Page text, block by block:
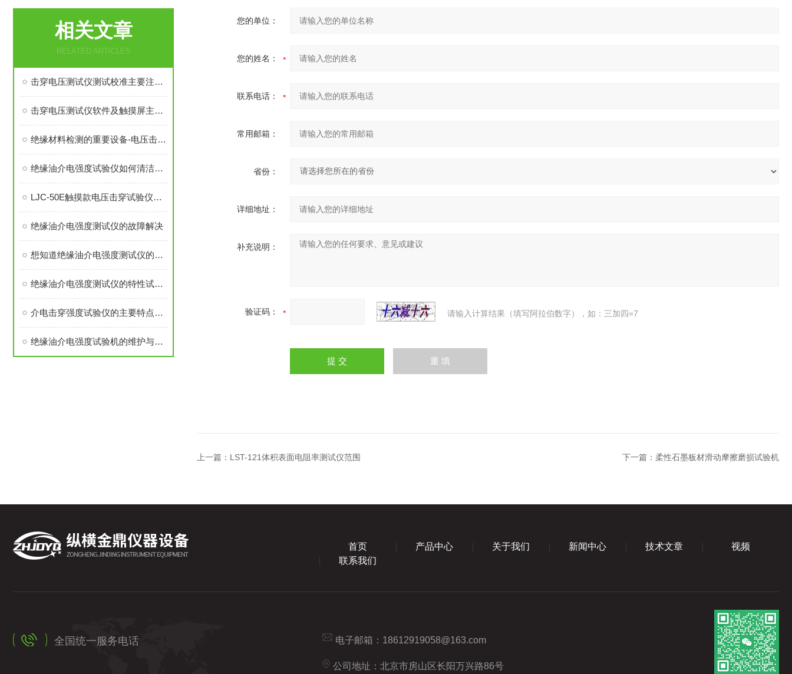
相关文章
RELATED ARTICLES
击穿电压测试仪测试校准主要注意哪些
击穿电压测试仪软件及触摸屏主要功能
绝缘材料检测的重要设备-电压击穿检测仪
绝缘油介电强度试验仪如何清洁、保养和维护？
LJC-50E触摸款电压击穿试验仪特点及应用介绍
绝缘油介电强度测试仪的故障解决
想知道绝缘油介电强度测试仪的选型依据什么吗
​绝缘油介电强度测试仪的特性试验指的是什么
介电击穿强度试验仪的主要特点和使用技巧看这里
绝缘油介电强度试验机的维护与保养
您的单位：
您的姓名：
联系电话：
常用邮箱：
省份：
详细地址：
补充说明：
验证码： 请输入计算结果（填写阿拉伯数字），如：三加四=7
上一篇： LST-121体积表面电阻率测试仪范围 下一篇： 柔性石墨板材滑动摩擦磨损试验机
首页 产品中心 关于我们 新闻中心 技术文章
视频
联系我们
全国统一服务电话 电子邮箱： 18612919058@163.com
公司地址：北京市房山区长阳万兴路86号